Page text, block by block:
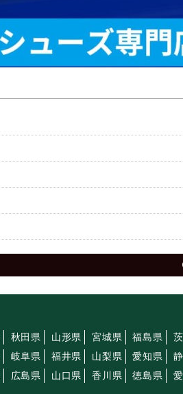
秋田県 山形県 宮城県 福島県
岐阜県 福井県 山梨県 愛知県
広島県 山口県 香川県 徳島県